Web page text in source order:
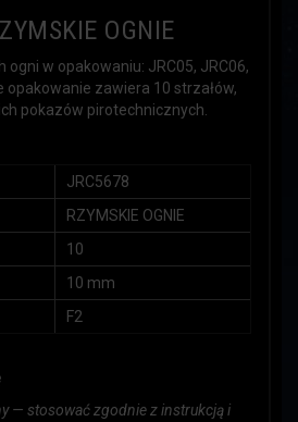
OGNIE
ogni w opakowaniu: JRC05, JRC06,
opakowanie zawiera 10 strzałów,
pokazów pirotechnicznych.
JRC5678
RZYMSKIE OGNIE
10
10 mm
F2
— stosować zgodnie z instrukcją i